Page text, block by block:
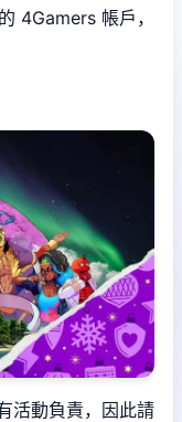
4Gamers 帳戶，
活動負責，因此請